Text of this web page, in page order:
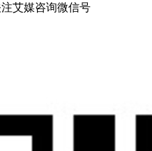
艾媒咨询微信号